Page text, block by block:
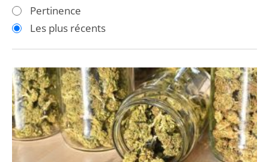
les
filtres
après
les
filtres
avant
Pertinence
Les plus récents
CBD
:
Annulation
de
l’arrêté